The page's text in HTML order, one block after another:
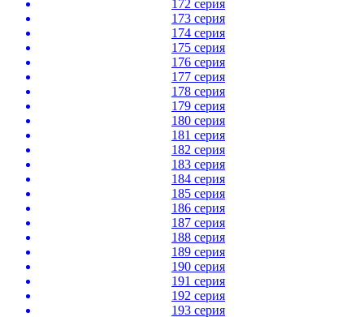
172 серия
173 серия
174 серия
175 серия
176 серия
177 серия
178 серия
179 серия
180 серия
181 серия
182 серия
183 серия
184 серия
185 серия
186 серия
187 серия
188 серия
189 серия
190 серия
191 серия
192 серия
193 серия